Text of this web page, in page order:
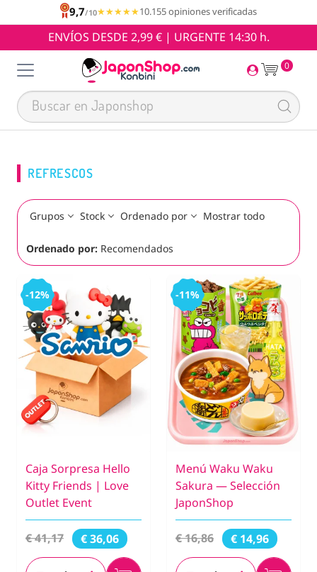
9,7/10★★★★★
★★★★★10.155 opiniones verificadas
ENVÍOS DESDE 2,99 € | URGENTE 14:30 h.
0
REFRESCOS
Grupos Stock Ordenado por Mostrar todo
Ordenado por: Recomendados
-12%
Caja Sorpresa Hello
Kitty Friends | Love
Outlet Event
€ 41,17 € 36,06
-11%
Menú Waku Waku
Sakura — Selección
JaponShop
€ 16,86 € 14,96